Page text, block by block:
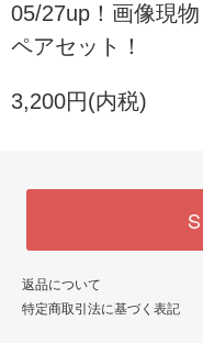
05/27up！画像現
ペアセット！
3,200円(内税)
返品について
特定商取引法に基づく表記